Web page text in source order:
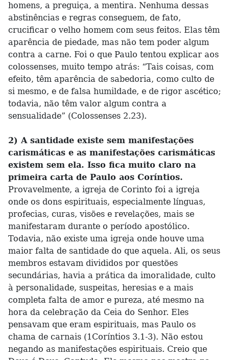
homens, a preguiça, a mentira. Nenhuma dessas
abstinências e regras conseguem, de fato,
crucificar o velho homem com seus feitos. Elas têm
aparência de piedade, mas não tem poder algum
contra a carne. Foi o que Paulo tentou explicar aos
colossenses, muito tempo atrás: “Tais coisas, com
efeito, têm aparência de sabedoria, como culto de
si mesmo, e de falsa humildade, e de rigor ascético;
todavia, não têm valor algum contra a
sensualidade” (Colossenses 2.23).
2) A santidade existe sem manifestações
carismáticas e as manifestações carismáticas
existem sem ela. Isso fica muito claro na
primeira carta de Paulo aos Coríntios.
Provavelmente, a igreja de Corinto foi a igreja
onde os dons espirituais, especialmente línguas,
profecias, curas, visões e revelações, mais se
manifestaram durante o período apostólico.
Todavia, não existe uma igreja onde houve uma
maior falta de santidade do que aquela. Ali, os seus
membros estavam divididos por questões
secundárias, havia a prática da imoralidade, culto
à personalidade, suspeitas, heresias e a mais
completa falta de amor e pureza, até mesmo na
hora da celebração da Ceia do Senhor. Eles
pensavam que eram espirituais, mas Paulo os
chama de carnais (1Coríntios 3.1-3). Não estou
negando as manifestações espirituais. Creio que